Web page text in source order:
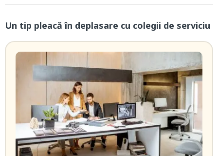
Un tip pleacă în deplasare cu colegii de serviciu